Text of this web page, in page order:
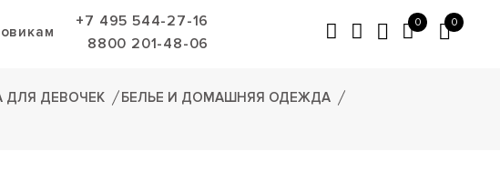
+7 495 544-27-16
8800 201-48-06
0 0
ДЕВОЧЕК
БЕЛЬЕ И ДОМАШНЯЯ ОДЕЖДА